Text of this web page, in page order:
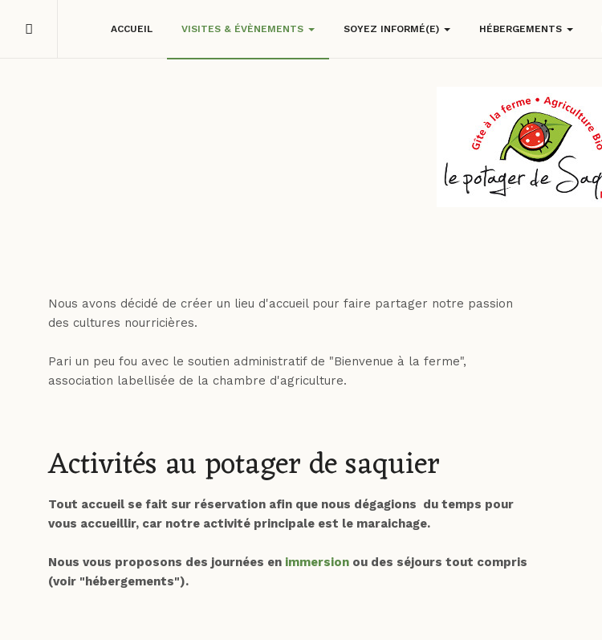
ACCUEIL VISITES & ÉVÈNEMENTS SOYEZ INFORMÉ(E) HÉBERGEMENTS
Nous avons décidé de créer un lieu d'accueil pour faire partager notre passion
des cultures nourricières.
Pari un peu fou avec le soutien administratif de "Bienvenue à la ferme",
association labellisée de la chambre d'agriculture.
Activités au potager de saquier
Tout accueil se fait sur réservation afin que nous dégagions du temps pour
vous accueillir, car notre activité principale est le maraichage.
Nous vous proposons des journées en immersion ou des séjours tout compris
(voir "hébergements").